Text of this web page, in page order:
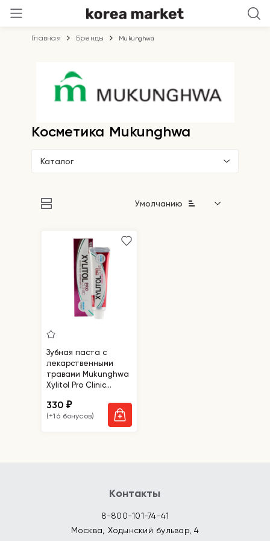
Главная Бренды Mukunghwa
Косметика Mukunghwa
Каталог
Умолчанию
Зубная паста с
лекарственными
травами Mukunghwa
Xylitol Pro Clinic
Contained
330₽
(+16 бонусов)
Контакты
8-800-101-74-41
Москва, Ходынский бульвар, 4